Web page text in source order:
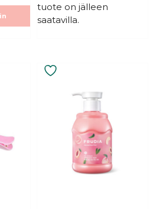
tuote on jälleen
saatavilla.